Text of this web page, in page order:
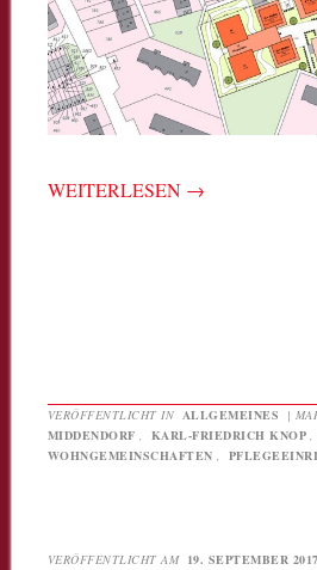
WEITERLESEN →
VERÖFFENTLICHT IN ALLGEMEINES |
MIDDENDORF , KARL-FRIEDRICH KNOP ,
WOHNGEMEINSCHAFTEN ,
VERÖFFENTLICHT AM 19. SEPTEMBER 2017